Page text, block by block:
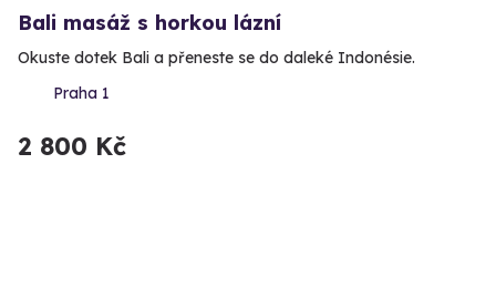
Bali masáž s horkou lázní
Okuste dotek Bali a přeneste se do daleké Indonésie.
Praha 1
2 800 Kč